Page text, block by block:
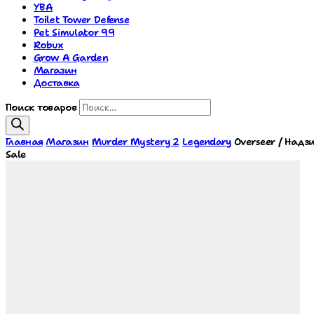
YBA
Toilet Tower Defense
Pet Simulator 99
Robux
Grow A Garden
Магазин
Доставка
Поиск товаров
Главная Магазин Murder Mystery 2 Legendary Overseer /
Sale